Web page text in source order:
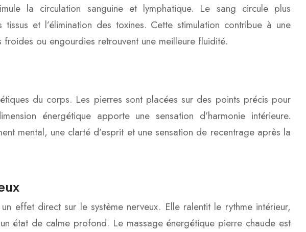
la circulation sanguine et lymphatique. Le sang circule plus
et l’élimination des toxines. Cette stimulation contribue à une
ou engourdies retrouvent une meilleure fluidité.
du corps. Les pierres sont placées sur des points précis pour
énergétique apporte une sensation d’harmonie intérieure.
mental, une clarté d’esprit et une sensation de recentrage après la
effet direct sur le système nerveux. Elle ralentit le rythme intérieur,
état de calme profond. Le massage énergétique pierre chaude est